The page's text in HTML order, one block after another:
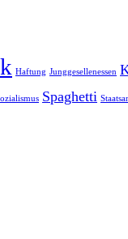
Haftung Junggesellenessen
Spaghetti